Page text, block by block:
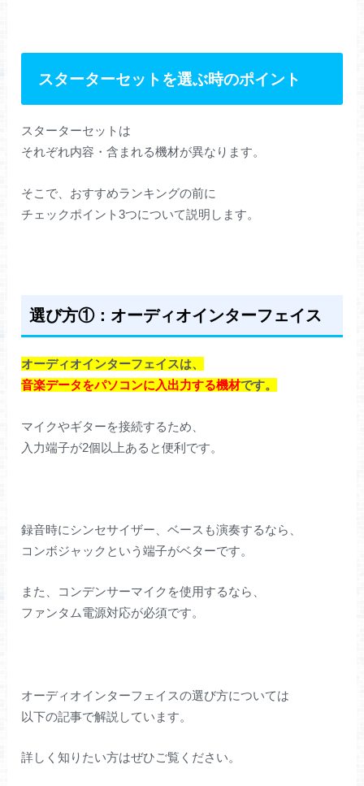
スターターセットを選ぶ時のポイント
スターターセットは
それぞれ内容・含まれる機材が異なります。
そこで、おすすめランキングの前に
チェックポイント3つについて説明します。
選び方①：オーディオインターフェイス
オーディオインターフェイスは、
音楽データをパソコンに入出力する機材です。
マイクやギターを接続するため、
入力端子が2個以上あると便利です。
録音時にシンセサイザー、ベースも演奏するなら、
コンボジャックという端子がベターです。
また、コンデンサーマイクを使用するなら、
ファンタム電源対応が必須です。
オーディオインターフェイスの選び方については
以下の記事で解説しています。
詳しく知りたい方はぜひご覧ください。